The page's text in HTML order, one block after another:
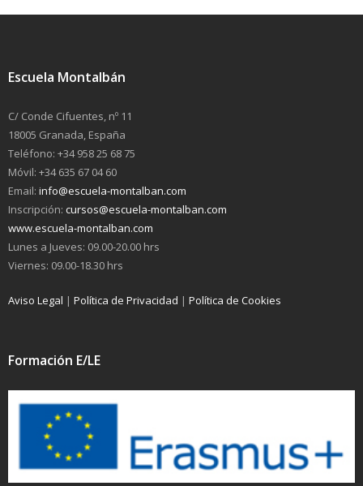
Escuela Montalbán
C/ Conde Cifuentes, nº 11
18005 Granada, España
Teléfono: +34 958 25 68 75
Móvil: +34 635 67 04 60
Email: info@escuela-montalban.com
Inscripción: cursos@escuela-montalban.com
www.escuela-montalban.com
Lunes a Jueves: 09.00-20.00 hrs
Viernes: 09.00-18.30 hrs
Aviso Legal | Política de Privacidad | Política de Cookies
Formación E/LE